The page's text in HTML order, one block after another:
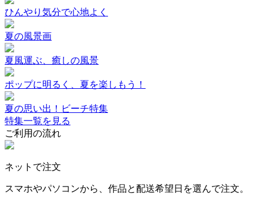
ひんやり気分で心地よく
夏の風景画
夏風運ぶ、癒しの風景
ポップに明るく、夏を楽しもう！
夏の思い出！ビーチ特集
特集一覧を見る
ご利用の流れ
ネットで注文
スマホやパソコンから、作品と配送希望日を選んで注文。